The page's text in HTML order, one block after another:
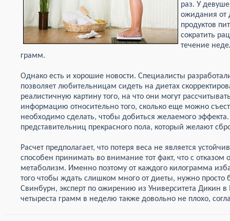
раз. У
ожидания от
продуктов
сократить
течение
грамм.
Однако есть и хорошие новости. Специалисты
позволяет любительницам сидеть на диетах
реалистичную картину того, на что они могут
информацию относительно того, сколько еще можно
необходимо сделать, чтобы добиться желаемого
представительниц прекрасного пола, который желают
Расчет предполагает, что потеря веса не является
способен принимать во внимание тот факт, что с
метаболизм. Именно поэтому от каждого килограмма
того чтобы ждать слишком много от диеты, нужно просто
Свинбурн, эксперт по ожирению из Университета Дикин
четыреста грамм в неделю также довольно не плохо,